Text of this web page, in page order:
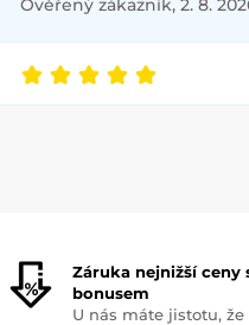
Ověřený zákazník, 2. 8.
Záruka nejnižší ceny
bonusem
U nás máte jistotu, že